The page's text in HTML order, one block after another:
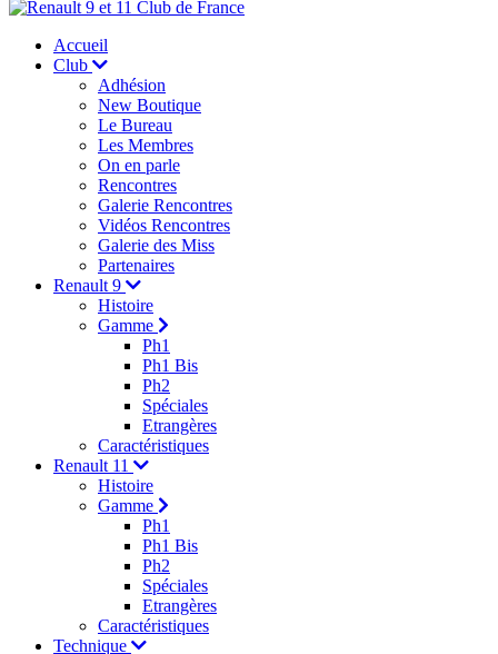
Accueil
Club
Adhésion
New Boutique
Le Bureau
Les Membres
On en parle
Rencontres
Galerie Rencontres
Vidéos Rencontres
Galerie des Miss
Partenaires
Renault 9
Histoire
Gamme
Ph1
Ph1 Bis
Ph2
Spéciales
Etrangères
Caractéristiques
Renault 11
Histoire
Gamme
Ph1
Ph1 Bis
Ph2
Spéciales
Etrangères
Caractéristiques
Technique